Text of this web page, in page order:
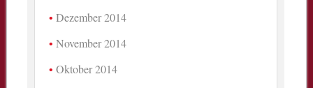
Dezember 2014
November 2014
Oktober 2014